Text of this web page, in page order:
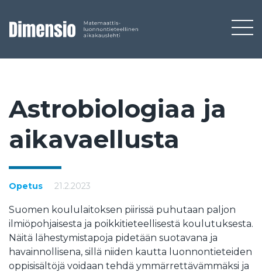
Ast­ro­bio­lo­giaa ja
ai­ka­vael­lus­ta
Opetus 21.2.2023
Suomen koululaitoksen piirissä puhutaan paljon
ilmiöpohjaisesta ja poikkitieteellisestä koulutuksesta.
Näitä lähestymistapoja pidetään suotavana ja
havainnollisena, sillä niiden kautta luonnontieteiden
oppisisältöjä voidaan tehdä ymmärrettävämmäksi ja